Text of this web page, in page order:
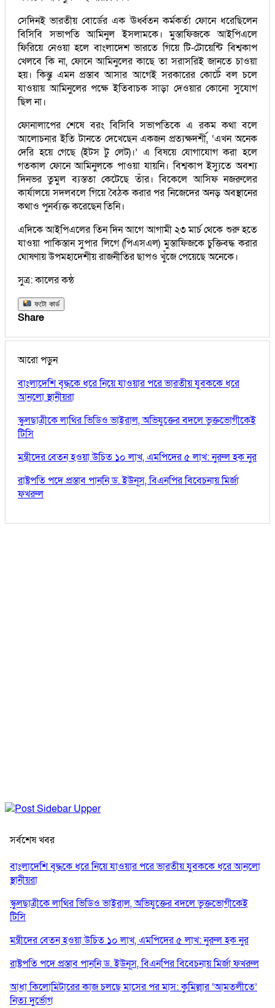
সেদিনই ভারতীয় বোর্ডের এক ঊর্ধ্বতন কর্মকর্তা ফোনে ধরেছিলেন
বিসিবি সভাপতি আমিনুল ইসলামকে। মুস্তাফিজকে আইপিএলে
ফিরিয়ে নেওয়া হলে বাংলাদেশ ভারতে গিয়ে টি-টোয়েন্টি বিশ্বকাপ
খেলবে কি না, ফোনে আমিনুলের কাছে তা সরাসরিই জানতে চাওয়া
হয়। কিন্তু এমন প্রস্তাব আসার আগেই সরকারের কোর্টে বল চলে
যাওয়ায় আমিনুলের পক্ষে ইতিবাচক সাড়া দেওয়ার কোনো সুযোগ
ছিল না।
ফোনালাপের শেষে বরং বিসিবি সভাপতিকে এ রকম কথা বলে
আলোচনার ইতি টানতে দেখেছেন একজন প্রত্যক্ষদর্শী, ‘এখন অনেক
দেরি হয়ে গেছে (ইটস টু লেট)।’ এ বিষয়ে যোগাযোগ করা হলে
গতকাল ফোনে আমিনুলকে পাওয়া যায়নি। বিশ্বকাপ ইস্যুতে অবশ্য
দিনভর তুমুল ব্যস্ততা কেটেছে তাঁর। বিকেলে আসিফ নজরুলের
কার্যালয়ে সদলবলে গিয়ে বৈঠক করার পর নিজেদের অনড় অবস্থানের
কথাও পুনর্ব্যক্ত করেছেন তিনি।
এদিকে আইপিএলের তিন দিন আগে আগামী ২৩ মার্চ থেকে শুরু হতে
যাওয়া পাকিস্তান সুপার লিগে (পিএসএল) মুস্তাফিজকে চুক্তিবদ্ধ করার
ঘোষণায় উপমহাদেশীয় রাজনীতির ছাপও খুঁজে পেয়েছে অনেকে।
সুত্র: কালের কন্ঠ
ফটো কার্ড
Share
আরো পড়ুন
বাংলাদেশি বৃদ্ধকে ধরে নিয়ে যাওয়ার পরে ভারতীয় যুবককে ধরে
আনলো স্থানীয়রা
স্কুলছাত্রীকে লাথির ভিডিও ভাইরাল, অভিযুক্তের বদলে ভুক্তভোগীকেই
টিসি
মন্ত্রীদের বেতন হওয়া উচিত ১০ লাখ, এমপিদের ৫ লাখ: নুরুল হক নুর
রাষ্ট্রপতি পদে প্রস্তাব পাননি ড. ইউনূস, বিএনপির বিবেচনায় মির্জা
ফখরুল
সর্বশেষ খবর
বাংলাদেশি বৃদ্ধকে ধরে নিয়ে যাওয়ার পরে ভারতীয় যুবককে ধরে আনলো
স্থানীয়রা
স্কুলছাত্রীকে লাথির ভিডিও ভাইরাল, অভিযুক্তের বদলে ভুক্তভোগীকেই
টিসি
মন্ত্রীদের বেতন হওয়া উচিত ১০ লাখ, এমপিদের ৫ লাখ: নুরুল হক নুর
রাষ্ট্রপতি পদে প্রস্তাব পাননি ড. ইউনূস, বিএনপির বিবেচনায় মির্জা ফখরুল
আধা কিলোমিটারের কাজ চলছে মাসের পর মাস: কুমিল্লার ‘আমতলীতে’
নিত্য দুর্ভোগ